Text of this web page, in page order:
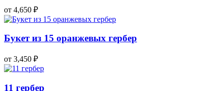
от 4,650 ₽
Букет из 15 оранжевых гербер
от 3,450 ₽
11 гербер